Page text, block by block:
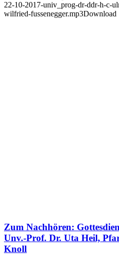
22-10-2017-univ_prog-dr-ddr-h-c-
wilfried-fussenegger.mp3Download
Zum Nachhören:
Unv.-Prof. Dr. Uta Heil,
Knoll